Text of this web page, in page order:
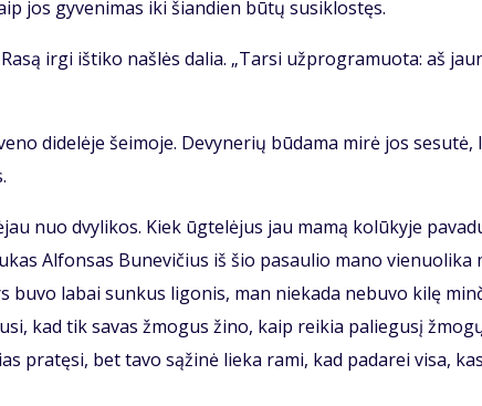
jos gy­ve­ni­mas iki šian­dien bū­tų su­si­klos­tęs.
ir­gi iš­ti­ko naš­lės da­lia. „Tar­si už­prog­ra­muo­ta: aš
di­de­lė­je šei­mo­je. De­vy­ne­rių bū­da­ma mi­rė jos se­su­tė,
nuo dvy­li­kos. Kiek ūg­te­lė­jus jau ma­mą ko­lū­ky­je
Al­fon­sas Bu­ne­vi­čius iš šio pa­sau­lio ma­no vie­nuo­li­ka
bu­vo la­bai sun­kus li­go­nis, man nie­ka­da ne­bu­vo ki­lę
kad tik sa­vas žmo­gus ži­no, kaip rei­kia pa­lie­gu­sį
pra­tę­si, bet ta­vo są­ži­nė lie­ka ra­mi, kad pa­da­rei vi­sa, kas